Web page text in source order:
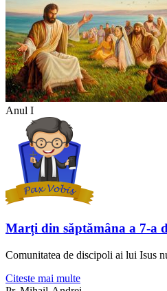
Anul I
Marți din săptămâna a 7-a
Comunitatea de discipoli ai lui Isus
Citeste mai multe